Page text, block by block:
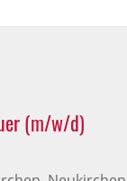
(m/w/d)